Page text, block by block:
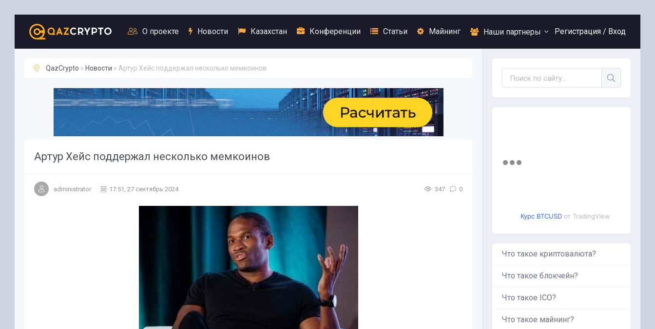
О проекте Новости Казахстан Конференции Статьи Майнинг Наши партнеры Регистрация / Вход
QazCrypto » Новости » Артур Хейс поддержал несколько мемкоинов
Артур Хейс поддержал несколько мемкоинов
Новости
administrator 17:51, 27 сентябрь 2024 347 0
Курс BTCUSD от TradingView
Что такое криптовалюта?
Что такое блокчейн?
Что такое ICO?
Что такое майнинг?